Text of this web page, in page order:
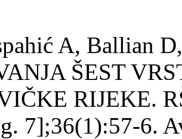
A, Ballian
ŠEST
RIJEKE.
7];36(1):57-6.